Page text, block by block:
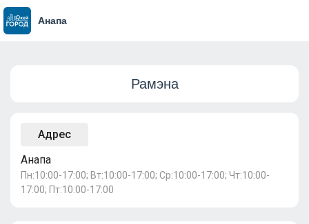
Анапа
Рамэна
Адрес
Анапа
Пн:10:00-17:00; Вт:10:00-17:00; Ср:10:00-17:00; Чт:10:00-
17:00; Пт:10:00-17:00